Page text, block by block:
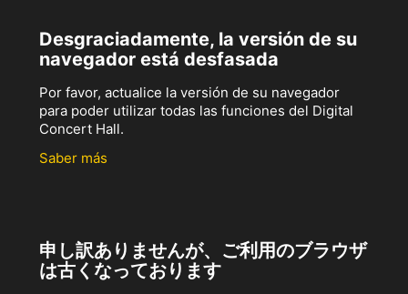
Desgraciadamente, la versión de su
navegador está desfasada
Por favor, actualice la versión de su navegador
para poder utilizar todas las funciones del Digital
Concert Hall.
Saber más
申し訳ありませんが、ご利用のブラウザ
は古くなっております